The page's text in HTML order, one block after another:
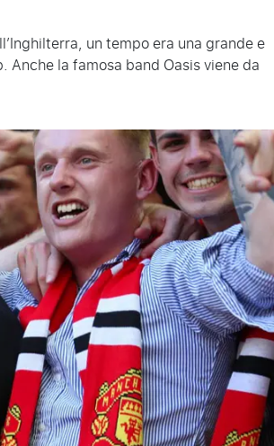
un tempo era una grande e
la famosa band Oasis viene da